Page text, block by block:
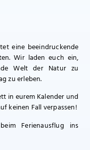
eine beeindruckende
Wir laden euch ein,
Welt der Natur zu
zu erleben.
in eurem Kalender und
keinen Fall verpassen!
Ferienausflug ins